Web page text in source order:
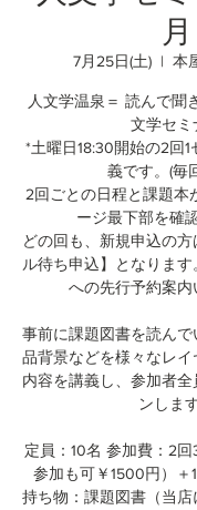
月
7月25日(土)
  |
本
人文学温泉＝ 読んで聞
文学セミ
*土曜日18:30開始の2回
義です。(毎
2回ごとの日程と課題本
ージ最下部を確
どの回も、新規申込の
ル待ち申込】となりま
への先行予約案内
事前に課題図書を読ん
品背景などを様々なレ
内容を講義し、参加者
ンします
定員：10名 参加費：2
参加も可￥1500円）＋
持ち物：課題図書（当